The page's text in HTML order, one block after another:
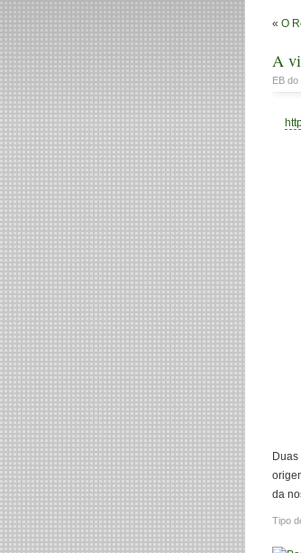
« O
A
EB
da
Tipo